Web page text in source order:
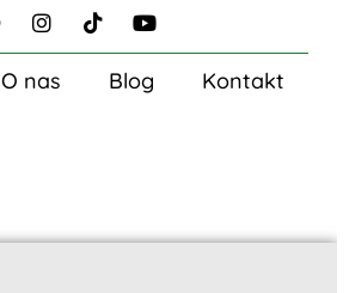
O nas Blog Kontakt